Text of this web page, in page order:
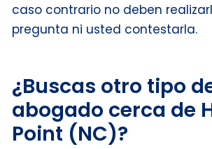
caso contrario no deben
pregunta ni usted contestarla.
¿Buscas otro tipo
abogado cerca de
Point (NC)?